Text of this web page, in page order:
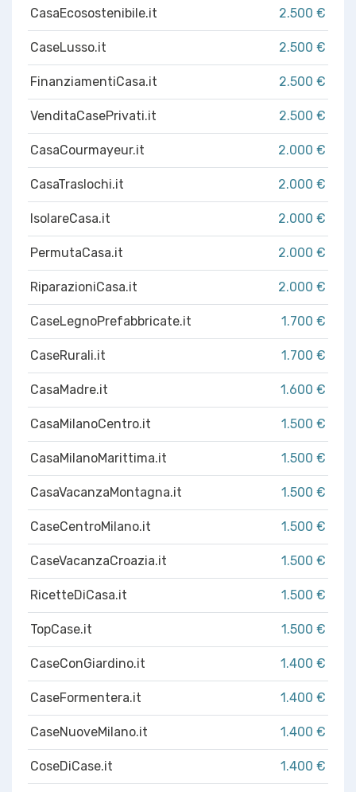
CasaEcosostenibile.it 2.500 €
CaseLusso.it 2.500 €
FinanziamentiCasa.it 2.500 €
VenditaCasePrivati.it 2.500 €
CasaCourmayeur.it 2.000 €
CasaTraslochi.it 2.000 €
IsolareCasa.it 2.000 €
PermutaCasa.it 2.000 €
RiparazioniCasa.it 2.000 €
CaseLegnoPrefabbricate.it 1.700 €
CaseRurali.it 1.700 €
CasaMadre.it 1.600 €
CasaMilanoCentro.it 1.500 €
CasaMilanoMarittima.it 1.500 €
CasaVacanzaMontagna.it 1.500 €
CaseCentroMilano.it 1.500 €
CaseVacanzaCroazia.it 1.500 €
RicetteDiCasa.it 1.500 €
TopCase.it 1.500 €
CaseConGiardino.it 1.400 €
CaseFormentera.it 1.400 €
CaseNuoveMilano.it 1.400 €
CoseDiCase.it 1.400 €